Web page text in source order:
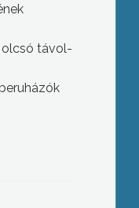
távol-